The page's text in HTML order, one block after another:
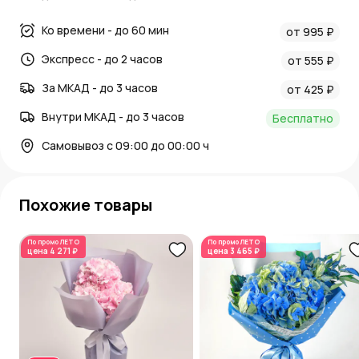
Ко времени - до 60 мин
от 995 ₽
Экспресс - до 2 часов
от 555 ₽
За МКАД - до 3 часов
от 425 ₽
Внутри МКАД - до 3 часов
Бесплатно
Самовывоз с 09:00 до 00:00 ч
Похожие товары
По промоЛЕТО
цена 4 271 ₽
По промоЛЕТО
цена 3 465 ₽